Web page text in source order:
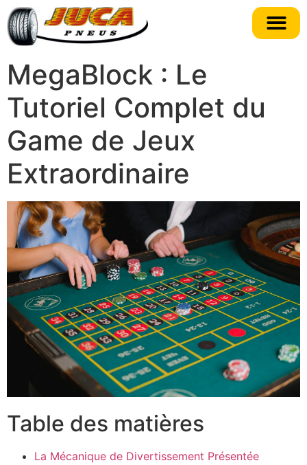
MegaBlock : Le
Tutoriel Complet du
Game de Jeux
Extraordinaire
Table des matières
La Mécanique de Divertissement Présentée